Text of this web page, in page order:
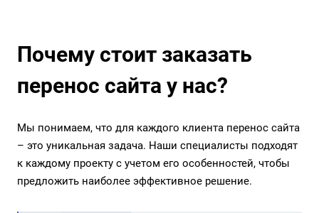
Почему стоит заказать
перенос сайта у нас?
Мы понимаем, что для каждого клиента перенос сайта
– это уникальная задача. Наши специалисты подходят
к каждому проекту с учетом его особенностей, чтобы
предложить наиболее эффективное решение.